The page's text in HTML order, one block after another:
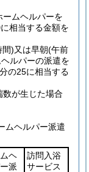
ムヘルパーを
相当する金額を
)又は早朝(午前
ルパーの派遣を
の25に相当する
が生じた場合
ムヘルパー派遣
ヘ
派
訪問入浴
サービス